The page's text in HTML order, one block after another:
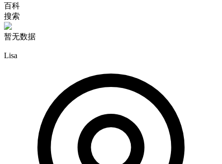
百科
搜索
暂无数据
Lisa